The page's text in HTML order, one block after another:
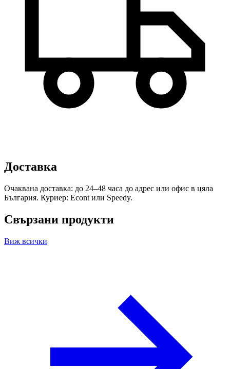
Доставка
Очаквана доставка: до 24–48 часа до адрес или офис в цяла
България. Куриер: Econt или Speedy.
Свързани продукти
Виж всички